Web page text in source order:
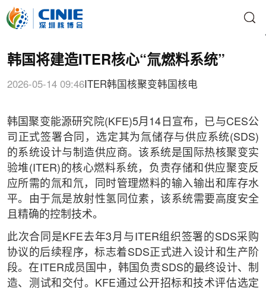
韩国将建造ITER核心“氚燃料系统”
2026-05-14 09:46ITER韩国核聚变韩国核电
韩国聚变能源研究院(KFE)5月14日宣布，已与CES公
司正式签署合同，选定其为氚储存与供应系统(SDS)
的系统设计与制造供应商。该系统是国际热核聚变实
验堆(ITER)的核心燃料系统，负责存储和供应聚变反
应所需的氚和氘，同时管理燃料的输入输出和库存水
平。由于氚是放射性氢同位素，该系统需要高度安全
且精确的控制技术。
此次合同是KFE去年3月与ITER组织签署的SDS采购
协议的后续程序，标志着SDS正式进入设计和生产阶
段。在ITER成员国中，韩国负责SDS的最终设计、制
造、测试和交付。KFE通过公开招标和技术评估选定